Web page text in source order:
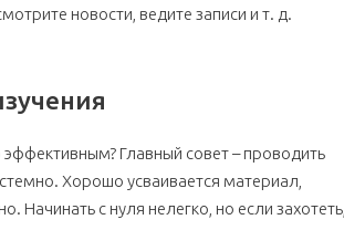
новости, ведите записи и т. д.
Главный совет – проводить
Хорошо усваивается материал,
Начинать с нуля нелегко, но если захотеть,